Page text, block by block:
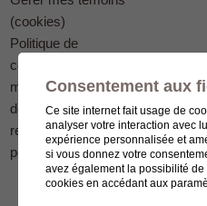
(cookies)
Politique de
confidentialité en
matière
de protection des
renseignements
personnels
Consentement aux
Ce site internet fait usage de
analyser votre interaction avec
expérience personnalisée et
si vous donnez votre
avez également la possibilité
cookies en accédant aux